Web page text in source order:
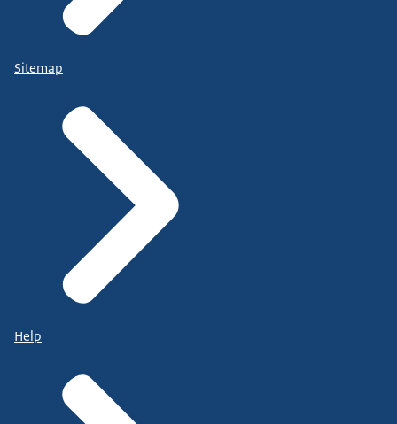
Sitemap
Help